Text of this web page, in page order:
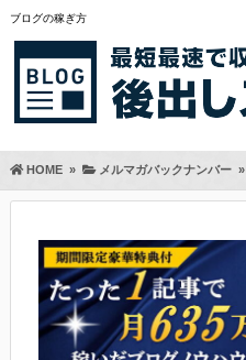
ブログの稼ぎ方
HOME» メルマガバックナンバー»